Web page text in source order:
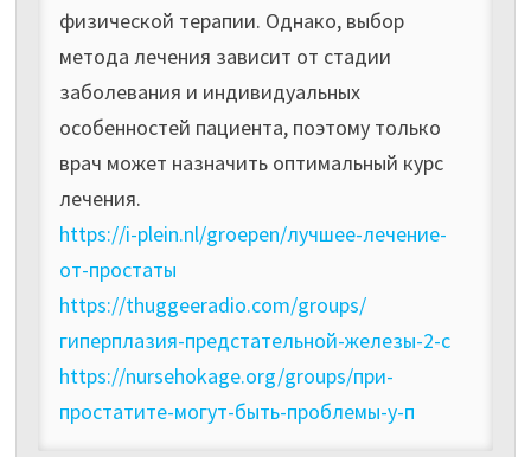
физической терапии. Однако, выбор
метода лечения зависит от стадии
заболевания и индивидуальных
особенностей пациента, поэтому только
врач может назначить оптимальный курс
лечения.
https://i-plein.nl/groepen/лучшее-лечение-
от-простаты
https://thuggeeradio.com/groups/
гиперплазия-предстательной-железы-2-с
https://nursehokage.org/groups/при-
простатите-могут-быть-проблемы-у-п